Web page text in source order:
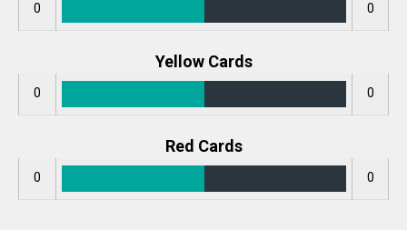
0 0
Yellow Cards
0 0
Red Cards
0 0